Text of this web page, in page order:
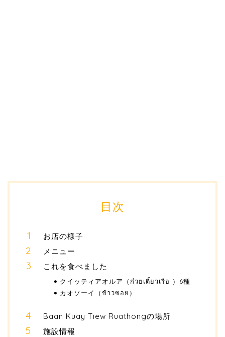
目次
お店の様子
メニュー
これを食べました
クイッティアオルア（ก๋วยเตี๋ยวเรือ ）6種
カオソーイ（ข้าวซอย）
Baan Kuay Tiew Ruathongの場所
施設情報